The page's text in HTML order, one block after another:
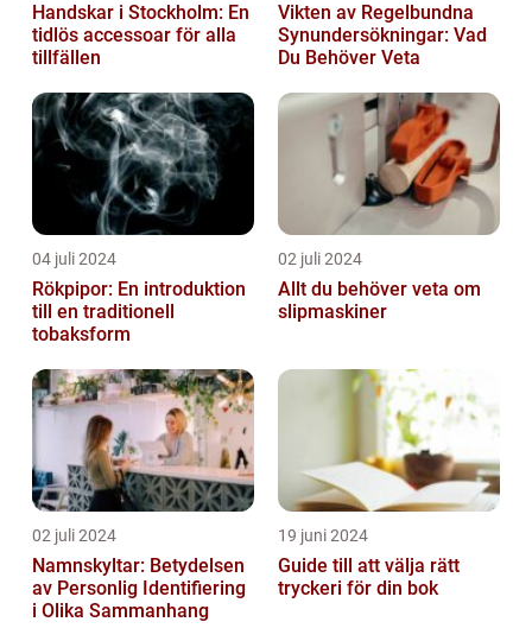
Handskar i Stockholm: En
tidlös accessoar för alla
tillfällen
Vikten av Regelbundna
Synundersökningar: Vad
Du Behöver Veta
04 juli 2024
Rökpipor: En introduktion
till en traditionell
tobaksform
02 juli 2024
Allt du behöver veta om
slipmaskiner
02 juli 2024
Namnskyltar: Betydelsen
av Personlig Identifiering
i Olika Sammanhang
19 juni 2024
Guide till att välja rätt
tryckeri för din bok